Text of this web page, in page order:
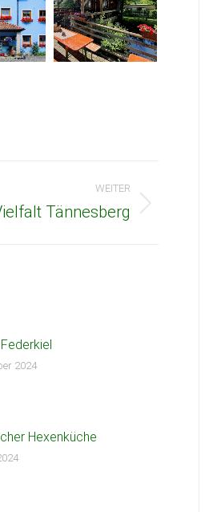
WEITER
Tännesberg
2024
Hexenküche